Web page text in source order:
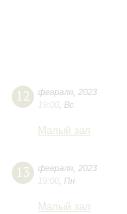
12 февраля 2023
19:00 Вс
Малый зал
13 февраля 2023
19:00 Пн
Малый зал